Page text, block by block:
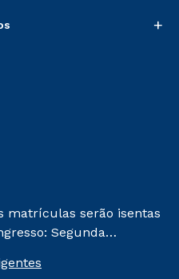
+
matrículas serão isentas
Segunda
matrícula será de R$